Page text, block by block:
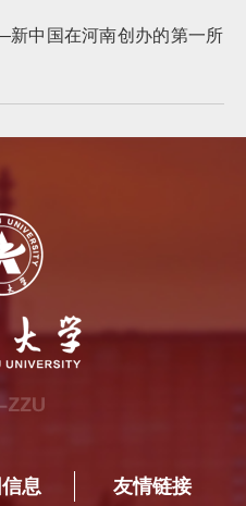
中国在河南创办的第一所
息 友情链接